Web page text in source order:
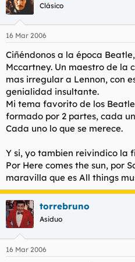
Clásico
16 Mar 2006
Ciñéndonos a la época
Mccartney. Un maestro de la
mas irregular a Lennon, con
genialidad insultante.
Mi tema favorito de los
formado por 2 partes, cada
Cada uno lo que se merece.
Y si, yo tambien reivindico la
Por Here comes the sun, por
maravilla que es All things
torrebruno
Asiduo
16 Mar 2006